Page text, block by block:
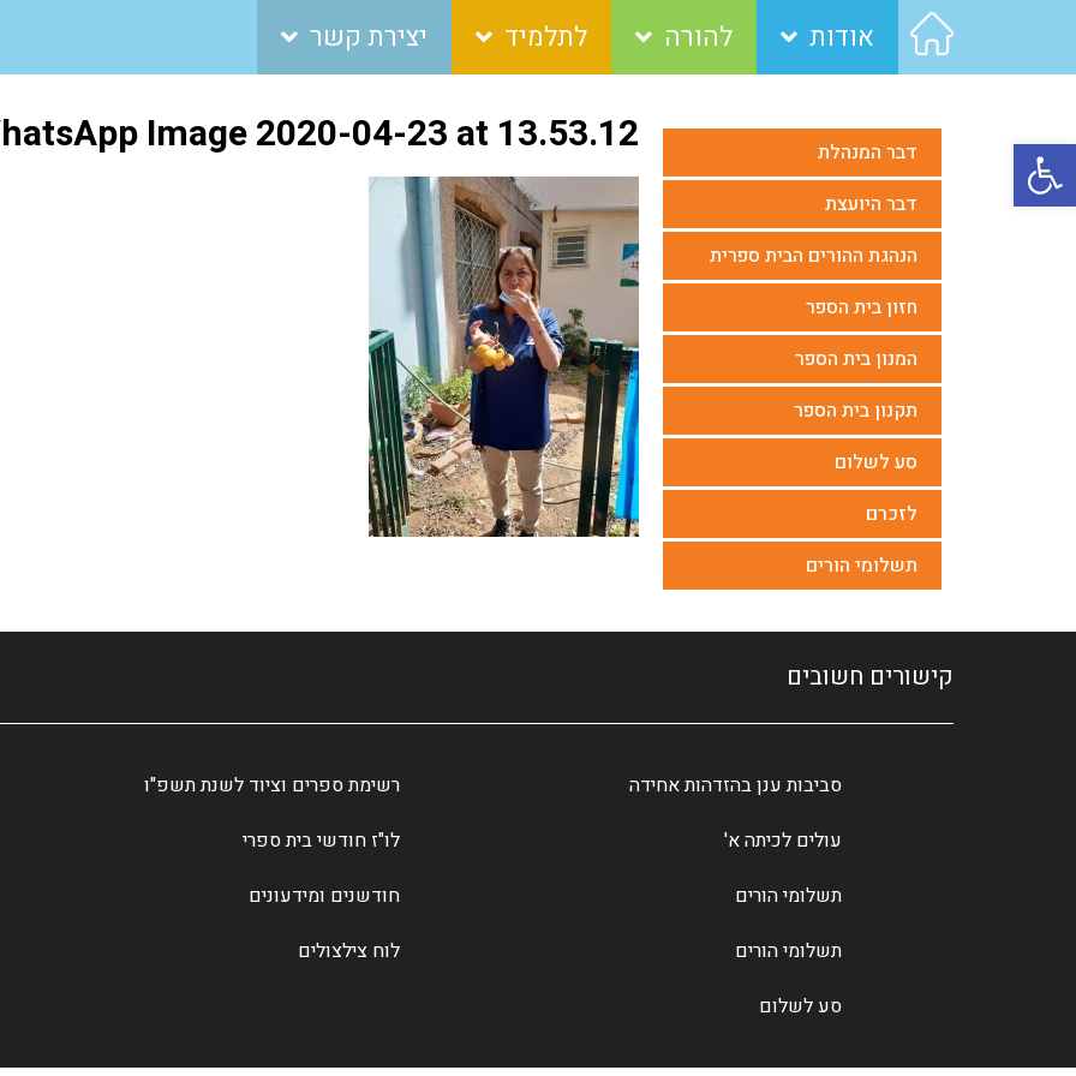
פתח סרגל נגישות
אודות להורה לתלמיד יצירת קשר
דבר המנהלת
דבר היועצת
הנהגת ההורים הבית ספרית
חזון בית הספר
המנון בית הספר
תקנון בית הספר
סע לשלום
לזכרם
תשלומי הורים
Image 2020-04-23 at 13.53.12
קישורים חשובים
סביבות ענן בהזדהות אחידה
עולים לכיתה א'
תשלומי הורים
תשלומי הורים
סע לשלום
רשימת ספרים וציוד לשנת תשפ"ו
לו"ז חודשי בית ספרי
חודשנים ומידעונים
לוח צילצולים